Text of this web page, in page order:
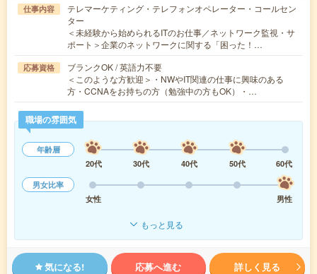
仕事内容
テレマーケティング・テレフォンオペレーター・コールセン
ター
＜未経験から始められるITのお仕事／ネットワーク監視・サ
ポート＞企業のネットワークに関する「困った！…
応募資格
ブランクOK / 英語力不要
＜このような方歓迎＞・NWやIT関連の仕事に興味のある
方・CCNAをお持ちの方（勉強中の方もOK）・…
職場の雰囲気
年齢層
20代
30代 40代 50代
60代
男女比率
女性
男性
もっと見る
気になる! 応募へ進む 詳しく見る